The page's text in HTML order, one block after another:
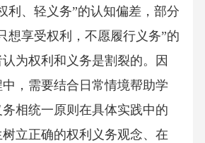
利、轻义务”的认知偏差，部分
想享受权利，不愿履行义务”的
为权利和义务是割裂的。因
，需要结合日常情境帮助学
相统一原则在具体实践中的
立正确的权利义务观念、在